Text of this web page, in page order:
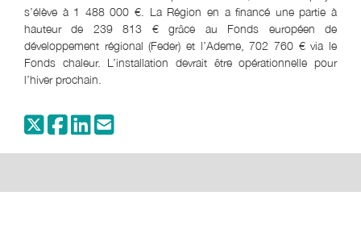
s’élève à 1 488 000 €. La Région en a financé une partie à
hauteur de 239 813 € grâce au Fonds européen de
développement régional (Feder) et l’Ademe, 702 760 € via le
Fonds chaleur. L’installation devrait être opérationnelle pour
l’hiver prochain.